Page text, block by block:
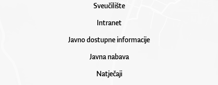
Sveučilište
Intranet
Javno dostupne informacije
Javna nabava
Natječaji